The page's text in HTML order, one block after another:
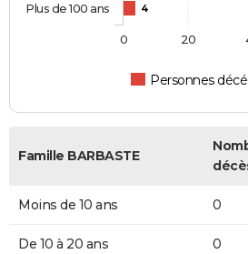
4
Personnes
Plus de 100 ans
0 20
Famille BARBASTE
Moins de 10 ans 0
De 10 à 20 ans 0